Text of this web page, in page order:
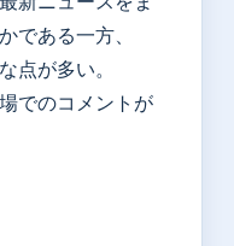
である一方、
点が多い。
でのコメントが